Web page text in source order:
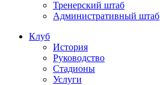
Тренерский штаб
Административный штаб
Клуб
История
Руководство
Стадионы
Услуги